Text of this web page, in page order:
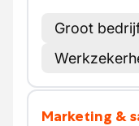
Groot
Marketing &